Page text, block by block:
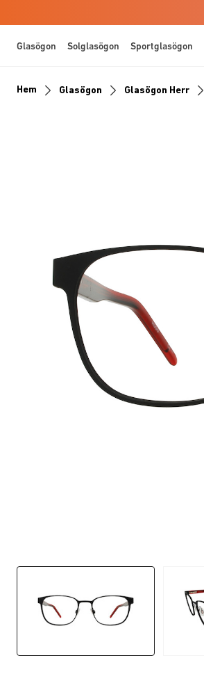
Glasögon Solglasögon Sportglasögon
Hem Glasögon Glasögon Herr